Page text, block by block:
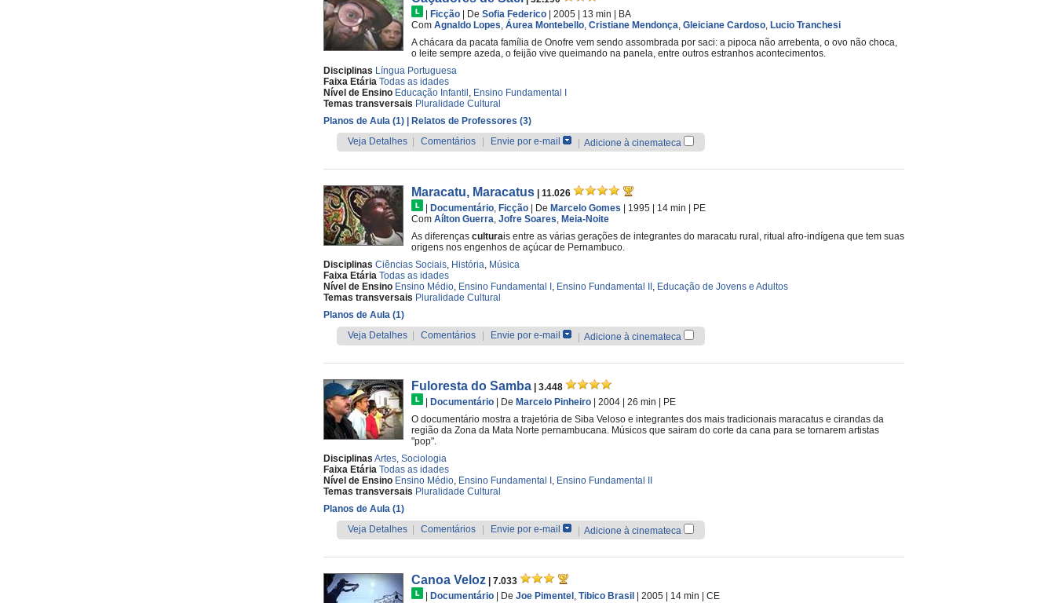
Ficção De Sofia Federico | 2005 | 13 min
BA
Com Agnaldo Lopes, Áurea Montebello, Cristiane Mendonça, Gleiciane Cardoso, Lucio Tranchesi
A chácara da pacata família de Onofre vem sendo assombrada por saci: a pipoca não arrebenta, o ovo não choca,
o leite sempre azeda, o feijão vive queimando na panela, entre outros estranhos acontecimentos.
Disciplinas Língua Portuguesa
Faixa Etária Todas as idades
Nível de Ensino Educação Infantil , Ensino Fundamental I
Temas transversais Pluralidade Cultural
Planos de Aula (1)
| Relatos de Professores (3)
Veja Detalhes
Comentários Envie por e-mail Adicione à cinemateca
Maracatu, Maracatus
| 11.026
Documentário, Ficção De Marcelo Gomes | 1995 | 14 min
PE
Com Aílton Guerra, Jofre Soares, Meia-Noite
As diferenças culturais entre as várias gerações de integrantes do maracatu rural, ritual afro-indígena que tem suas
origens nos engenhos de açúcar de Pernambuco.
Disciplinas Ciências Sociais, História, Música
Faixa Etária Todas as idades
Nível de Ensino Ensino Médio, Ensino Fundamental I , Ensino Fundamental II , Educação de Jovens e Adultos
Temas transversais Pluralidade Cultural
Planos de Aula (1)
Veja Detalhes
Comentários Envie por e-mail Adicione à cinemateca
Fuloresta do Samba
| 3.448
Documentário De Marcelo Pinheiro | 2004 | 26 min
PE
O documentário mostra a trajetória de Siba Veloso e integrantes dos mais tradicionais maracatus e cirandas da
região da Zona da Mata Norte pernambucana. Músicos que sairam do corte da cana para se tornarem artistas
"pop".
Disciplinas Artes, Sociologia
Faixa Etária Todas as idades
Nível de Ensino Ensino Médio, Ensino Fundamental I , Ensino Fundamental II
Temas transversais Pluralidade Cultural
Planos de Aula (1)
Veja Detalhes
Comentários Envie por e-mail Adicione à cinemateca
Canoa Veloz
| 7.033
Documentário De Joe Pimentel , Tibico Brasil | 2005 | 14 min
CE